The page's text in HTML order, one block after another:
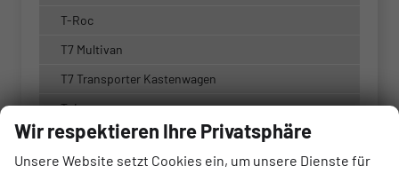
T-Roc
T7 Multivan
T7 Transporter Kastenwagen
Taigo
Tayron
Tiguan
Wir respektieren Ihre Privatsphäre
Unsere Website setzt Cookies ein, um unsere Dienste für